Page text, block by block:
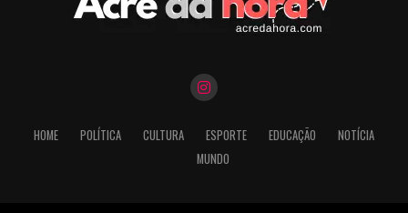
HOME POLÍTICA CULTURA ESPORTE EDUCAÇÃO
NOTÍCIA
MUNDO